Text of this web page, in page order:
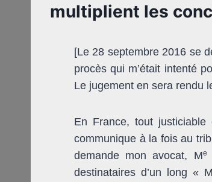
multiplient les
[Le 28 septembre 2016 se
procès qui m’était intenté
Le jugement en sera rendu
En France, tout
communique à la fois au
demande mon avocat, Me
destinataires d’un long «